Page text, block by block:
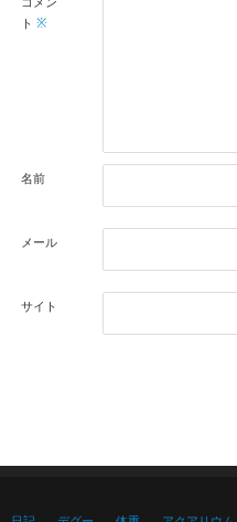
ト ※
名前
メール
サイト